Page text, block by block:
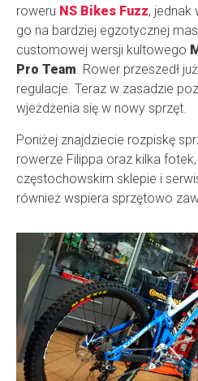
roweru NS Bikes Fuzz, jednak
go na bardziej egzotycznej
customowej wersji kultowego
Pro Team . Rower przeszedł
regulacje. Teraz w zasadzie
wjeżdżenia się w nowy sprzęt.
Poniżej znajdziecie rozpiskę
rowerze Filippa oraz kilka
częstochowskim sklepie i
również wspiera sprzętowo